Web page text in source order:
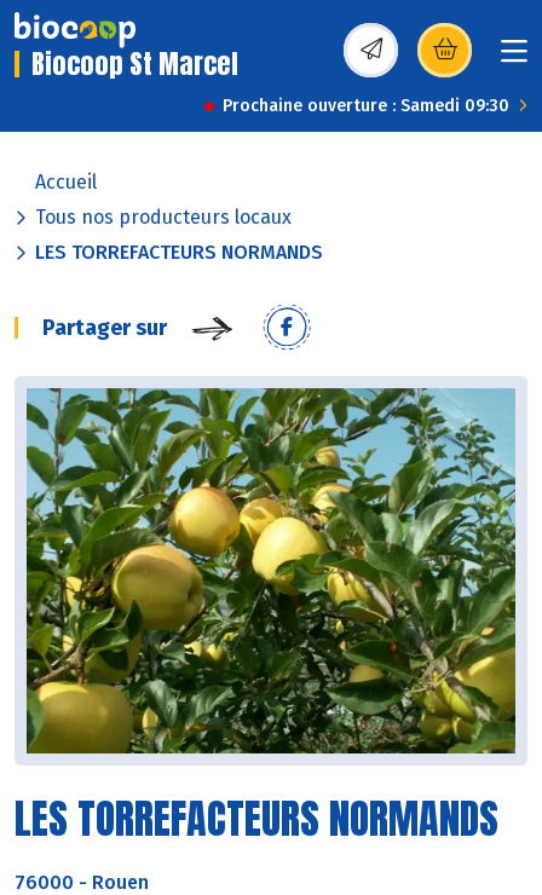
Biocoop St Marcel (s’ouvre dans une
Prochaine ouverture : Samedi 09:30
Accueil
Tous nos producteurs locaux
LES TORREFACTEURS NORMANDS
Partager sur
LES TORREFACTEURS NORMANDS
76000 - Rouen